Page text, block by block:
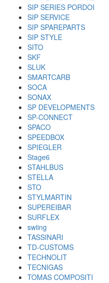
SIP SERIES PORDOI
SIP SERVICE
SIP SPAREPARTS
SIP STYLE
SITO
SKF
SLUK
SMARTCARB
SOCA
SONAX
SP DEVELOPMENTS
SP-CONNECT
SPACO
SPEEDBOX
SPIEGLER
Stage6
STAHLBUS
STELLA
STO
STYLMARTIN
SUPEREIBAR
SURFLEX
swiing
TASSINARI
TD-CUSTOMS
TECHNOLIT
TECNIGAS
TOMAS COMPOSITI